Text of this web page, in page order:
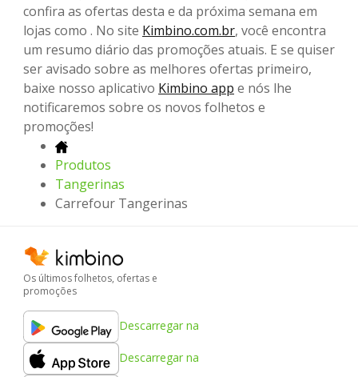
confira as ofertas desta e da próxima semana em
lojas como . No site Kimbino.com.br, você encontra
um resumo diário das promoções atuais. E se quiser
ser avisado sobre as melhores ofertas primeiro,
baixe nosso aplicativo Kimbino app e nós lhe
notificaremos sobre os novos folhetos e
promoções!
Produtos
Tangerinas
Carrefour Tangerinas
Os últimos folhetos, ofertas e
promoções
Descarregar na
Descarregar na